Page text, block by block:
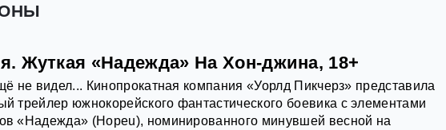
Жуткая «Надежда» На Хон-джина, 18+
не видел... Кинопрокатная компания «Уорлд Пикчерз» представила
трейлер южнокорейского фантастического боевика с элементами
«Надежда» (Hopeu), номинированного минувшей весной на